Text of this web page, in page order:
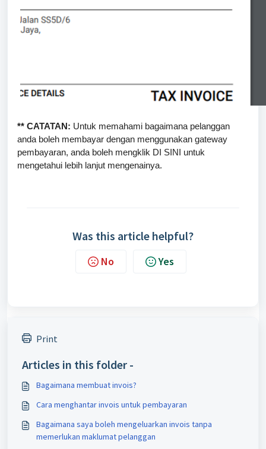
** CATATAN: Untuk memahami bagaimana pelanggan
anda boleh membayar dengan menggunakan gateway
pembayaran, anda boleh mengklik DI SINI untuk
mengetahui lebih lanjut mengenainya.
Was this article helpful?
No Yes
Print
Articles in this folder -
Bagaimana membuat invois?
Cara menghantar invois untuk pembayaran
Bagaimana saya boleh mengeluarkan invois tanpa
memerlukan maklumat pelanggan